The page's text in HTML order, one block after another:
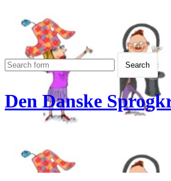
Den Danske